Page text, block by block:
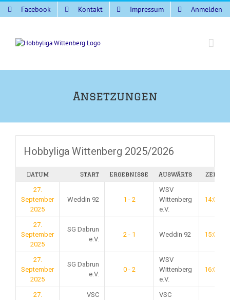
Zum
Inhalt
Facebook Kontakt Impressum Anmelden
Ansetzungen
Hobbyliga Wittenberg 2025/2026
Datum Start Ergebnisse Auswärts Zeit
27.
September
2025
Weddin 92 1 - 2
WSV
Wittenberg
e.V.
14:00
27.
September
2025
SG Dabrun
e.V.
2 - 1 Weddin 92 15:00
27.
September
2025
SG Dabrun
e.V.
0 - 2
WSV
Wittenberg
e.V.
16:00
27.
VSC
VSC